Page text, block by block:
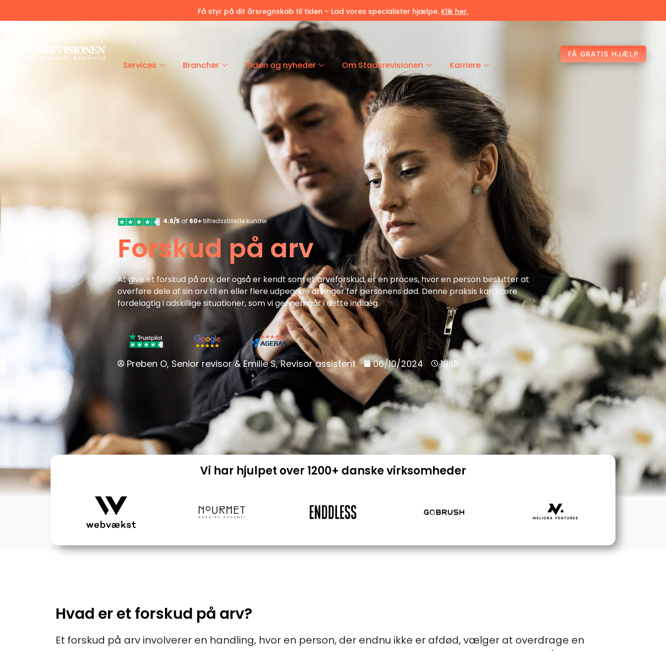
Få styr på dit årsregnskab til tiden – Lad vores specialister hjælpe. Klik her.
Services Brancher Viden og nyheder Om Stadsrevisionen Karriere
FÅ GRATIS HJÆLP
4.6/5 af 60+ tilfredsstillede kunder
Forskud på arv
At give et forskud på arv, der også er kendt som et arveforskud, er en proces, hvor en person beslutter at
overføre dele af sin arv til en eller flere udpegede arvinger før personens død. Denne praksis kan være
fordelagtig i adskillige situationer, som vi gennemgår i dette indlæg.
Preben O, Senior revisor & Emilie S, Revisor assistent 06/10/2024 19:15
Vi har hjulpet over 1200+ danske virksomheder
Hvad er et forskud på arv?
Et forskud på arv involverer en handling, hvor en person, der endnu ikke er afdød, vælger at overdrage en